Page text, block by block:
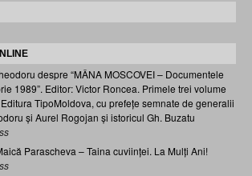
despre “MÂNA MOSCOVEI – Documentele
1989”. Editor: Victor Roncea. Primele trei volume
TipoMoldova, cu prefețe semnate de generalii
și Aurel Rogojan și istoricul Gh. Buzatu
Parascheva – Taina cuviinței. La Mulți Ani!